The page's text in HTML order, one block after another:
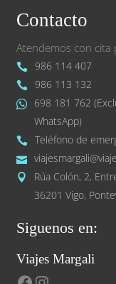
Contacto
Atendemos con cita
986 114 407
986 113 132
698 181 762
WhatsApp)
Teléfono de
Rúa Colón, 2,
36201 Vigo,
Siguenos en:
Viajes Margali